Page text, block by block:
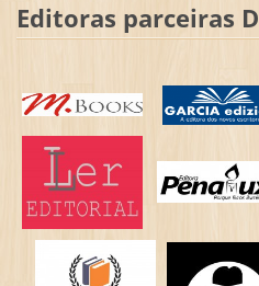
Editoras parceiras